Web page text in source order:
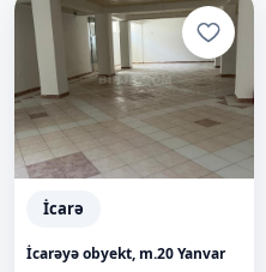
İcarə
İcarəyə obyekt, m.20 Yanvar